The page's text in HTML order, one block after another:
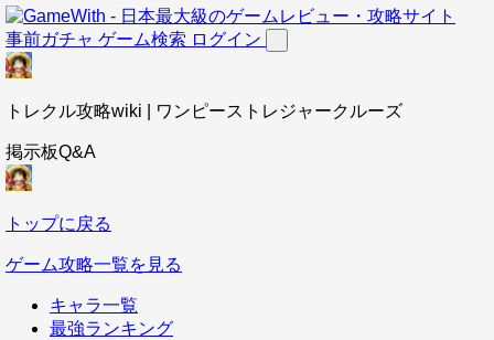
事前ガチャ ゲーム検索 ログイン
トレクル攻略wiki | ワンピーストレジャークルーズ
掲示板Q&A
トップに戻る
ゲーム攻略一覧を見る
キャラ一覧
最強ランキング